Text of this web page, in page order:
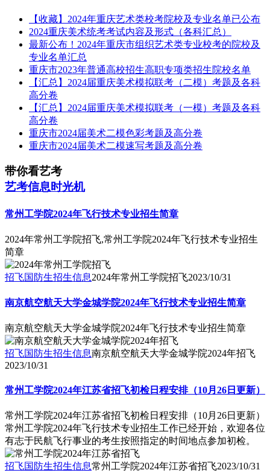
【收藏】2024年重庆艺术类校考院校及专业名单已公布
2024重庆美术统考考试内容及形式（各科汇总）
最新公布！2024年重庆市组织艺术类专业校考的院校及
专业名单汇总
重庆市2023年普通高校招生高职专项类招生院校名单
【汇总】2024届重庆美术模拟联考（二模）考题及各科
高分卷
【汇总】2024届重庆美术模拟联考（一模）考题及各科
高分卷
重庆市2024届美术二模色彩考题及高分卷
重庆市2024届美术二模速写考题及高分卷
带你看艺考
艺考信息时光机
常州工学院2024年飞行技术专业招生简章
2024年常州工学院招飞,常州工学院2024年飞行技术专业招生
简章
招飞国防生招生信息2024年常州工学院招飞2023/10/31
南京航空航天大学金城学院2024年飞行技术专业招生简章
南京航空航天大学金城学院2024年飞行技术专业招生简章
招飞国防生招生信息南京航空航天大学金城学院2024年招飞
2023/10/31
常州工学院2024年江苏省招飞初检日程安排（10月26日更新）
常州工学院2024年江苏省招飞初检日程安排（10月26日更新）
常州工学院2024年飞行技术专业招生工作已经开始，欢迎各位
有志于民航飞行事业的考生按照指定的时间地点参加初检。
招飞国防生招生信息常州工学院2024年江苏省招飞2023/10/31